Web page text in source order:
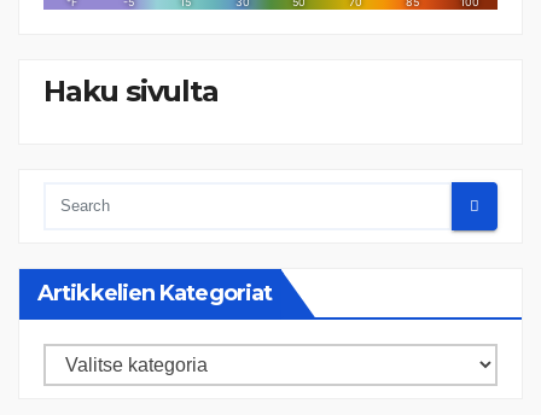
Haku sivulta
Artikkelien Kategoriat
Artikkelien